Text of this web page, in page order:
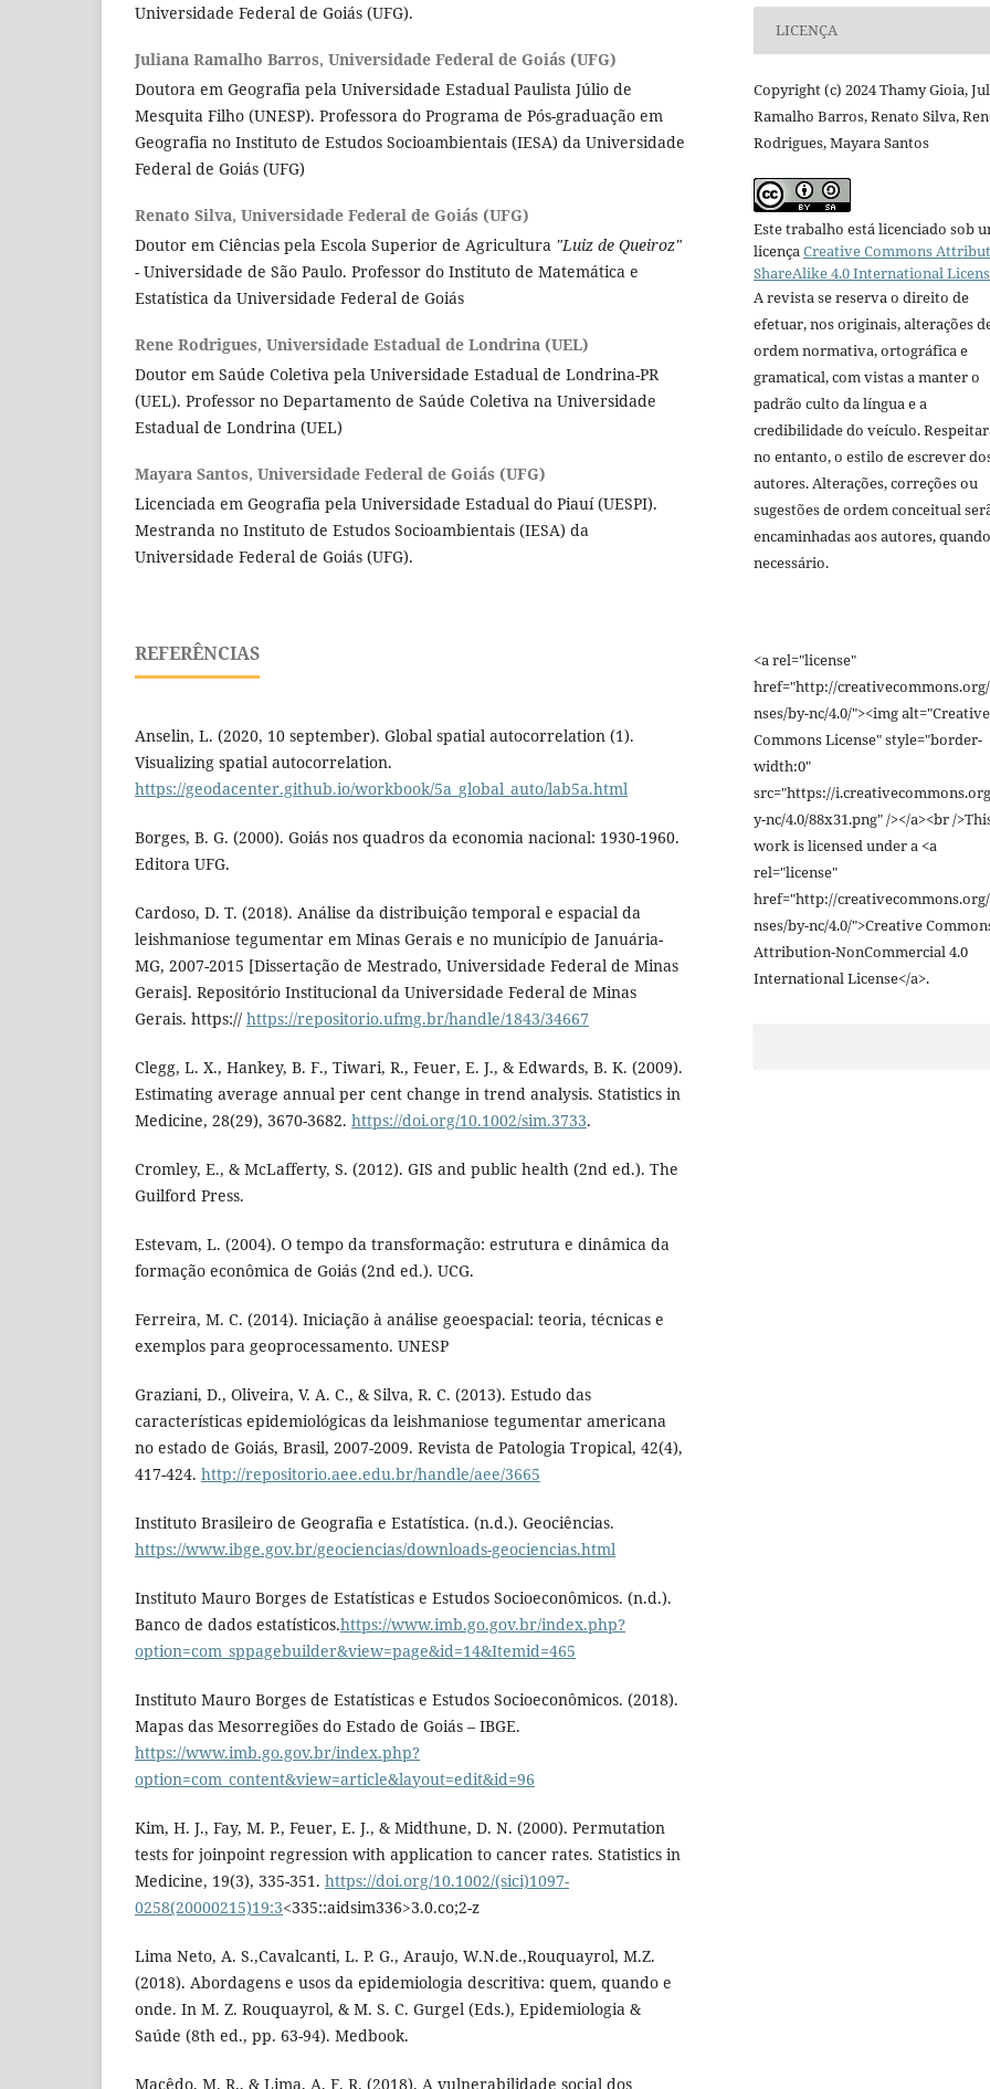
Universidade Federal de Goiás (UFG).
Juliana Ramalho Barros, Universidade Federal de Goiás (UFG)
Doutora em Geografia pela Universidade Estadual Paulista Júlio de
Mesquita Filho (UNESP). Professora do Programa de Pós-graduação em
Geografia no Instituto de Estudos Socioambientais (IESA) da Universidade
Federal de Goiás (UFG)
Renato Silva, Universidade Federal de Goiás (UFG)
Doutor em Ciências pela Escola Superior de Agricultura "Luiz de Queiroz"
- Universidade de São Paulo. Professor do Instituto de Matemática e
Estatística da Universidade Federal de Goiás
Rene Rodrigues, Universidade Estadual de Londrina (UEL)
Doutor em Saúde Coletiva pela Universidade Estadual de Londrina-PR
(UEL). Professor no Departamento de Saúde Coletiva na Universidade
Estadual de Londrina (UEL)
Mayara Santos, Universidade Federal de Goiás (UFG)
Licenciada em Geografia pela Universidade Estadual do Piauí (UESPI).
Mestranda no Instituto de Estudos Socioambientais (IESA) da
Universidade Federal de Goiás (UFG).
REFERÊNCIAS
Anselin, L. (2020, 10 september). Global spatial autocorrelation (1).
Visualizing spatial autocorrelation.
https://geodacenter.github.io/workbook/5a_global_auto/lab5a.html
Borges, B. G. (2000). Goiás nos quadros da economia nacional: 1930-1960.
Editora UFG.
Cardoso, D. T. (2018). Análise da distribuição temporal e espacial da
leishmaniose tegumentar em Minas Gerais e no município de Januária-
MG, 2007-2015 [Dissertação de Mestrado, Universidade Federal de Minas
Gerais]. Repositório Institucional da Universidade Federal de Minas
Gerais. https:// https://repositorio.ufmg.br/handle/1843/34667
Clegg, L. X., Hankey, B. F., Tiwari, R., Feuer, E. J., & Edwards, B. K. (2009).
Estimating average annual per cent change in trend analysis. Statistics in
Medicine, 28(29), 3670-3682. https://doi.org/10.1002/sim.3733.
Cromley, E., & McLafferty, S. (2012). GIS and public health (2nd ed.). The
Guilford Press.
Estevam, L. (2004). O tempo da transformação: estrutura e dinâmica da
formação econômica de Goiás (2nd ed.). UCG.
Ferreira, M. C. (2014). Iniciação à análise geoespacial: teoria, técnicas e
exemplos para geoprocessamento. UNESP
Graziani, D., Oliveira, V. A. C., & Silva, R. C. (2013). Estudo das
características epidemiológicas da leishmaniose tegumentar americana
no estado de Goiás, Brasil, 2007-2009. Revista de Patologia Tropical, 42(4),
417-424. http://repositorio.aee.edu.br/handle/aee/3665
Instituto Brasileiro de Geografia e Estatística. (n.d.). Geociências.
https://www.ibge.gov.br/geociencias/downloads-geociencias.html
Instituto Mauro Borges de Estatísticas e Estudos Socioeconômicos. (n.d.).
Banco de dados estatísticos.https://www.imb.go.gov.br/index.php?
option=com_sppagebuilder&view=page&id=14&Itemid=465
Instituto Mauro Borges de Estatísticas e Estudos Socioeconômicos. (2018).
Mapas das Mesorregiões do Estado de Goiás – IBGE.
https://www.imb.go.gov.br/index.php?
option=com_content&view=article&layout=edit&id=96
Kim, H. J., Fay, M. P., Feuer, E. J., & Midthune, D. N. (2000). Permutation
tests for joinpoint regression with application to cancer rates. Statistics in
Medicine, 19(3), 335-351. https://doi.org/10.1002/(sici)1097-
0258(20000215)19:3<335::aidsim336>3.0.co;2-z
Lima Neto, A. S.,Cavalcanti, L. P. G., Araujo, W.N.de.,Rouquayrol, M.Z.
(2018). Abordagens e usos da epidemiologia descritiva: quem, quando e
onde. In M. Z. Rouquayrol, & M. S. C. Gurgel (Eds.), Epidemiologia &
Saúde (8th ed., pp. 63-94). Medbook.
Macêdo, M. R., & Lima, A. F. R. (2018). A vulnerabilidade social dos
LICENÇA
Copyright (c) 2024 Thamy Gioia,
Ramalho Barros, Renato Silva,
Rodrigues, Mayara Santos
Este trabalho está licenciado sob
licença Creative Commons
ShareAlike 4.0 International
A revista se reserva o direito de
efetuar, nos originais, alterações
ordem normativa, ortográfica e
gramatical, com vistas a manter o
padrão culto da língua e a
credibilidade do veículo.
no entanto, o estilo de escrever
autores. Alterações, correções ou
sugestões de ordem conceitual
encaminhadas aos autores, quando
necessário.
<a rel="license"
href="http://
nses/by-nc/4.0/"><img alt="Creative
Commons License" style="border-
width:0"
src="https://
y-nc/4.0/88x31.png" /></a><br /
work is licensed under a <a
rel="license"
href="http://
nses/by-nc/4.0/">Creative
Attribution-NonCommercial 4.0
International License</a>.